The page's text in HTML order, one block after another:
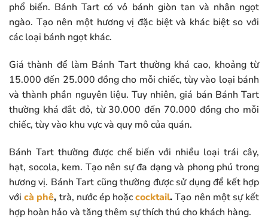
phổ biến. Bánh Tart có vỏ bánh giòn tan và nhân ngọt
ngào. Tạo nên một hương vị đặc biệt và khác biệt so với
các loại bánh ngọt khác.
Giá thành để làm Bánh Tart thường khá cao, khoảng từ
15.000 đến 25.000 đồng cho mỗi chiếc, tùy vào loại bánh
và thành phần nguyên liệu. Tuy nhiên, giá bán Bánh Tart
thường khá đắt đỏ, từ 30.000 đến 70.000 đồng cho mỗi
chiếc, tùy vào khu vực và quy mô của quán.
Bánh Tart thường được chế biến với nhiều loại trái cây,
hạt, socola, kem. Tạo nên sự đa dạng và phong phú trong
hương vị. Bánh Tart cũng thường được sử dụng để kết hợp
vớicà phê, trà, nước ép hoặccocktail.Tạo nên một sự kết
hợp hoàn hảo và tăng thêm sự thích thú cho khách hàng.